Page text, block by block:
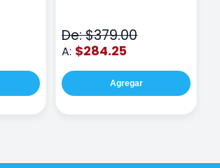
De: $379.00
A: $284.25
Agregar